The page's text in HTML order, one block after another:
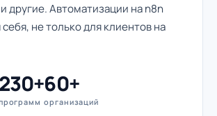
другие. Автоматизации на n8n
не только для клиентов на
60+
организаций